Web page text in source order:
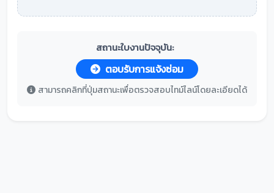
สถานะใบงานปัจจุบัน:
ตอบรับการแจ้งซ่อม
สามารถคลิกที่ปุ่มสถานะเพื่อตรวจสอบไทม์ไลน์โดยละเอียดได้